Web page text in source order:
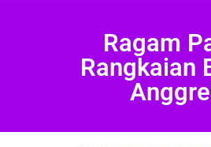
Ragam
Rangkaian